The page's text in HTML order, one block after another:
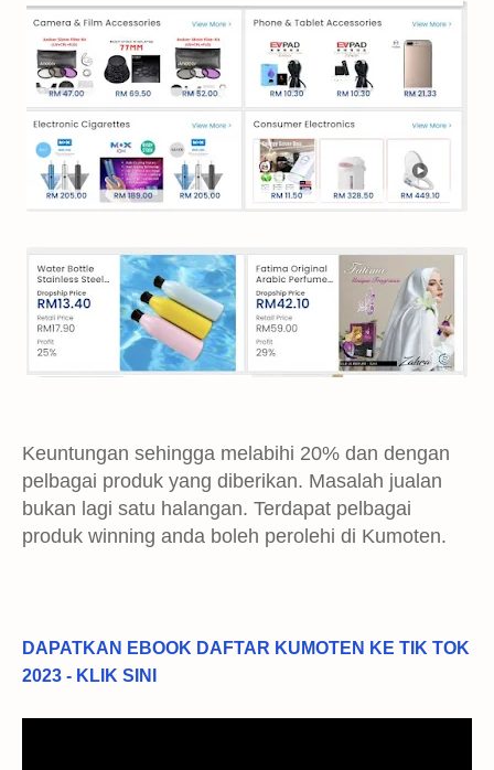
Keuntungan sehingga melabihi 20% dan dengan
pelbagai produk yang diberikan. Masalah jualan
bukan lagi satu halangan. Terdapat pelbagai
produk winning anda boleh perolehi di Kumoten.
DAPATKAN EBOOK DAFTAR KUMOTEN KE TIK TOK
2023 - KLIK SINI